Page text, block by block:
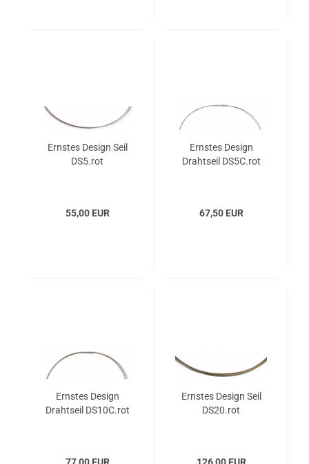
Ernstes Design Seil
DS5.rot
55,00 EUR
Ernstes Design
Drahtseil DS5C.rot
67,50 EUR
Ernstes Design
Drahtseil DS10C.rot
Ernstes Design Seil
DS20.rot